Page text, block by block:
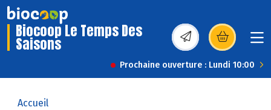
Biocoop Le Temps Des
Saisons (s’ouvre dans une
Prochaine ouverture : Lundi 10:00
Accueil